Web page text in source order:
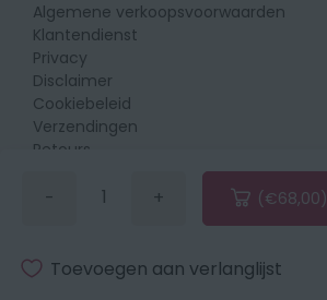
-Verminder
met
+Vermeerder
1
(€68,00)
Toevoegen aan verlanglijst
Algemene verkoopsvoorwaarden
Klantendienst
Privacy
Disclaimer
Cookiebeleid
Verzendingen
Retours